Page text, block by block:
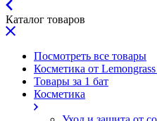
Каталог товаров
Посмотреть все товары
Косметика от
Товары за 1 бат
Косметика